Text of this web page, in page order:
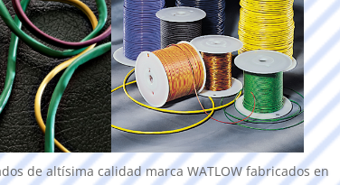
de altísima calidad marca WATLOW fabricados en